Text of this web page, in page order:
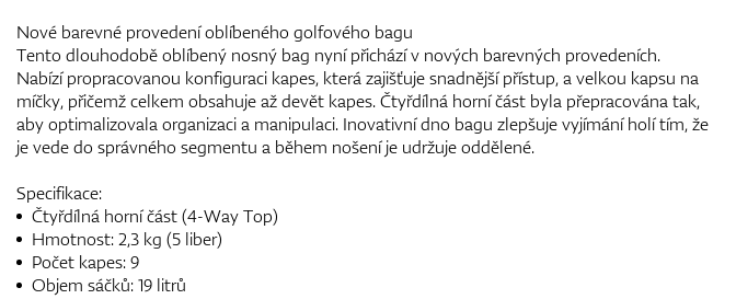
Nové barevné provedení oblíbeného golfového bagu
Tento dlouhodobě oblíbený nosný bag nyní přichází v nových barevných provedeních.
Nabízí propracovanou konfiguraci kapes, která zajišťuje snadnější přístup, a velkou kapsu na
míčky, přičemž celkem obsahuje až devět kapes. Čtyřdílná horní část byla přepracována tak,
aby optimalizovala organizaci a manipulaci. Inovativní dno bagu zlepšuje vyjímání holí tím, že
je vede do správného segmentu a během nošení je udržuje oddělené.
Specifikace:
Čtyřdílná horní část (4-Way Top)
Hmotnost: 2,3 kg (5 liber)
Počet kapes: 9
Objem sáčků: 19 litrů